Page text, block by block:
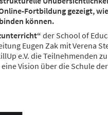
Fortbildung gezeigt,
können.
der School of
Eugen Zak mit Verena
e.V. die Teilnehmenden zu
eine Vision über die Schule